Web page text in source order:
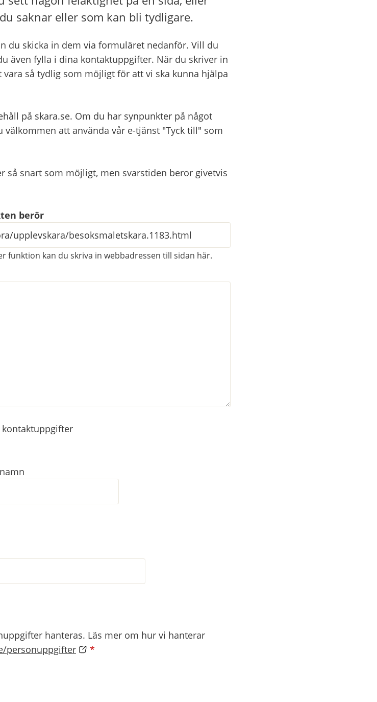
saknar eller som kan bli tydligare.
du skicka in dem via formuläret nedanför. Vill du
även fylla i dina kontaktuppgifter. När du skriver in
så tydlig som möjligt för att vi ska kunna hjälpa
på skara.se. Om du har synpunkter på något
att använda vår e-tjänst "Tyck till" som
så snart som möjligt, men svarstiden beror givetvis
berör
funktion kan du skriva in webbadressen till sidan här.
hanteras. Läs mer om hur vi hanterar
personuppgifter *